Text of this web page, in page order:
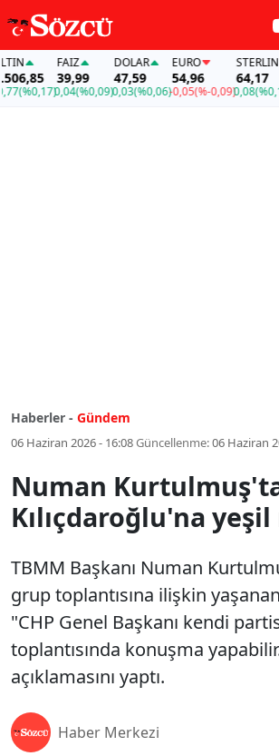
(%0,17)
FAİZ
39,99
0,04(%0,09)
DOLAR
47,59
0,03(%0,06)
EURO
54,96
-0,05(%-0,09)
STERLIN
64,17
0,08
Haberler - Gündem
06 Haziran 2026 - 16:08Güncellenme:06 Haziran
Numan
Kılıçdaroğlu'na yeşil
TBMM Başkanı Numan
grup toplantısına ilişkin
"CHP Genel Başkanı kendi
toplantısında konuşma
açıklamasını yaptı.
Haber Merkezi